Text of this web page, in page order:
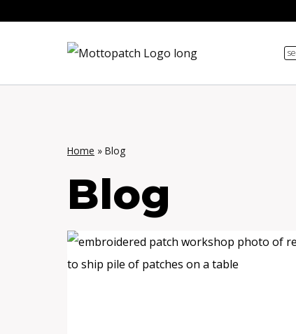
Home » Blog
Blog